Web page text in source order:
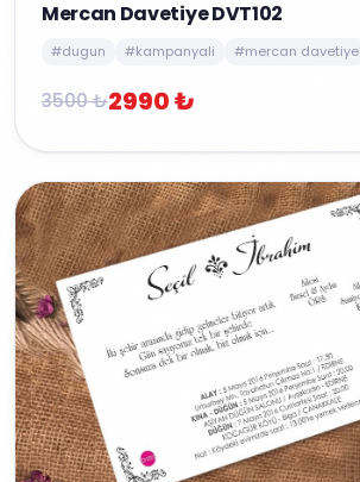
Mercan Davetiye DVT102
#dugun #kampanyali #mercan davetiye
3500 ₺2990 ₺